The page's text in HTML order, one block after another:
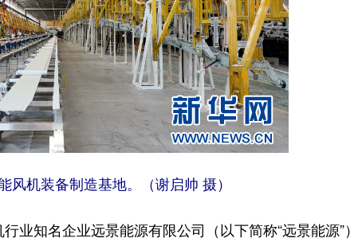
风机装备制造基地。（谢启帅 摄）
知名企业远景能源有限公司（以下简称“远景能源”